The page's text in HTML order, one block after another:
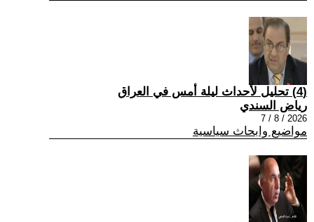
(4) تحليل لأحداث ليلة أمس في العراق
رياض السندي
2026 / 8 / 7
مواضيع وابحاث سياسية